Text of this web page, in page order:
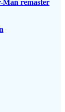
Man remaster